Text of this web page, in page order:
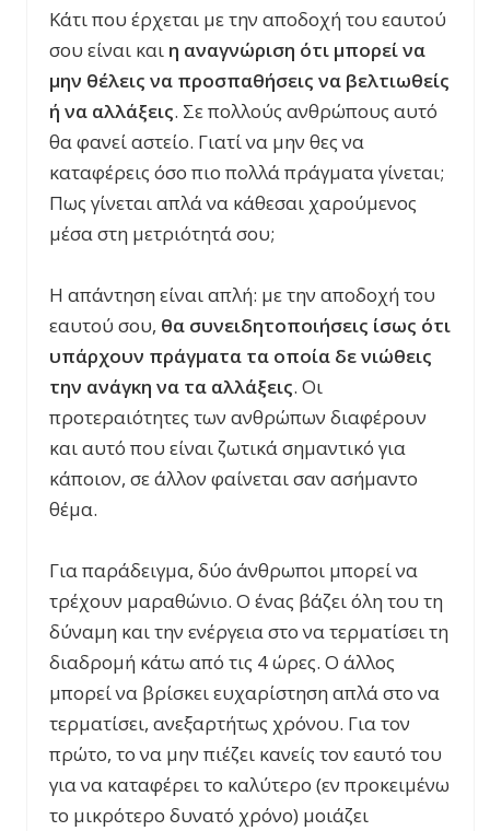
Κάτι που έρχεται με την αποδοχή του εαυτού
σου είναι και η αναγνώριση ότι μπορεί να
μην θέλεις να προσπαθήσεις να βελτιωθείς
ή να αλλάξεις. Σε πολλούς ανθρώπους αυτό
θα φανεί αστείο. Γιατί να μην θες να
καταφέρεις όσο πιο πολλά πράγματα γίνεται;
Πως γίνεται απλά να κάθεσαι χαρούμενος
μέσα στη μετριότητά σου;
Η απάντηση είναι απλή: με την αποδοχή του
εαυτού σου, θα συνειδητοποιήσεις ίσως ότι
υπάρχουν πράγματα τα οποία δε νιώθεις
την ανάγκη να τα αλλάξεις. Οι
προτεραιότητες των ανθρώπων διαφέρουν
και αυτό που είναι ζωτικά σημαντικό για
κάποιον, σε άλλον φαίνεται σαν ασήμαντο
θέμα.
Για παράδειγμα, δύο άνθρωποι μπορεί να
τρέχουν μαραθώνιο. Ο ένας βάζει όλη του τη
δύναμη και την ενέργεια στο να τερματίσει τη
διαδρομή κάτω από τις 4 ώρες. Ο άλλος
μπορεί να βρίσκει ευχαρίστηση απλά στο να
τερματίσει, ανεξαρτήτως χρόνου. Για τον
πρώτο, το να μην πιέζει κανείς τον εαυτό του
για να καταφέρει το καλύτερο (εν προκειμένω
το μικρότερο δυνατό χρόνο) μοιάζει